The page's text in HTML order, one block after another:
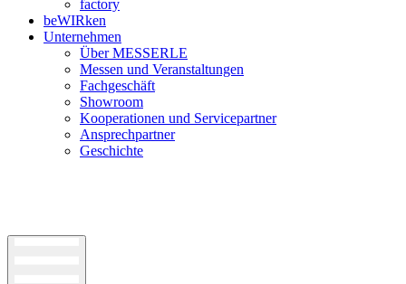
factory
beWIRken
Unternehmen
Über MESSERLE
Messen und Veranstaltungen
Fachgeschäft
Showroom
Kooperationen und Servicepartner
Ansprechpartner
Geschichte